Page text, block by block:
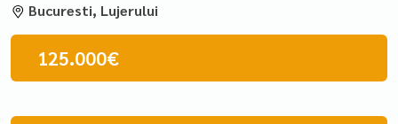
Bucuresti, Lujerului
125.000€